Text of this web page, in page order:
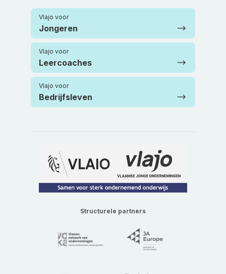
Vlajo voor
Jongeren
Vlajo voor
Leercoaches
Vlajo voor
Bedrijfsleven
Structurele partners